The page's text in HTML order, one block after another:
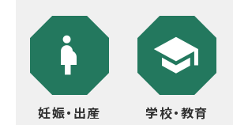
妊娠・出産 学校・教育